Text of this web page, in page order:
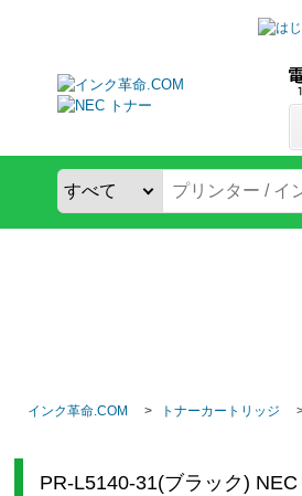
インク革命.COM トナーカートリッジ
PR-L5140-31(ブラック)